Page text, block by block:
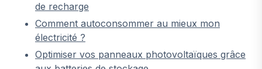
de recharge
Comment autoconsommer au mieux mon
électricité ?
Optimiser vos panneaux photovoltaïques grâce